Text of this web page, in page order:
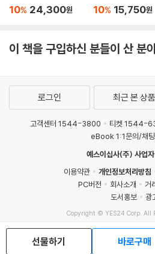
10% 24,300원 10% 15,750원
이 책을 구입하신 분들이 산 분
선물하기 바로구매
로그인 최근 본 상품
고객센터 1544-3800 티켓 1544-
eBook 1:1문의/채
예스이십사(주) 사업
이용약관
개인정보처리방침
PC버전
회사소개
거
도서홍보
광
Copyright © YES24 Corp. All